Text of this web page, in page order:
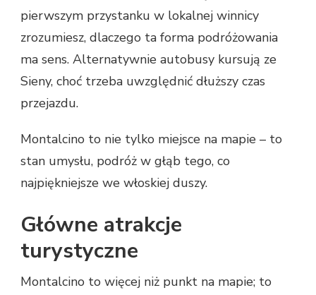
pierwszym przystanku w lokalnej winnicy
zrozumiesz, dlaczego ta forma podróżowania
ma sens. Alternatywnie autobusy kursują ze
Sieny, choć trzeba uwzględnić dłuższy czas
przejazdu.
Montalcino to nie tylko miejsce na mapie – to
stan umysłu, podróż w głąb tego, co
najpiękniejsze we włoskiej duszy.
Główne atrakcje
turystyczne
Montalcino to więcej niż punkt na mapie; to